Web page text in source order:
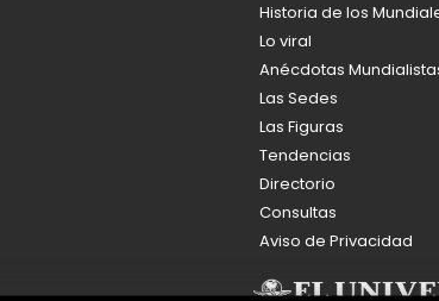
Historia de los
Lo viral
Anécdotas
Las Sedes
Las Figuras
Tendencias
Directorio
Consultas
Aviso de Privacidad